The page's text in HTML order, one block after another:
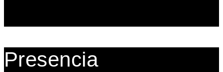
Presencia